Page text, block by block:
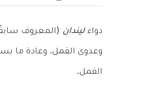
دواءليندان (المعروف
وعدوى القمل. وعادة ما
القمل.